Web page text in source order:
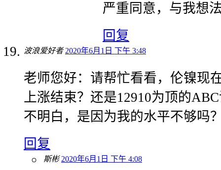
严重同意，与我想
回复
波浪爱好者 2020年6月1日 下午 3:48
老师您好：请帮忙看看，伦镍现
上涨结束？还是12910为顶的
不明白，是因为我的水平不够吗
回复
斯彬 2020年6月1日 下午 4:08